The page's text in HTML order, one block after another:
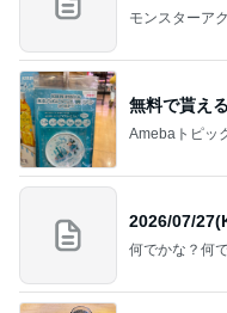
モンスターア
無料で貰え
Amebaトピッ
2026/07/
何でかな？何